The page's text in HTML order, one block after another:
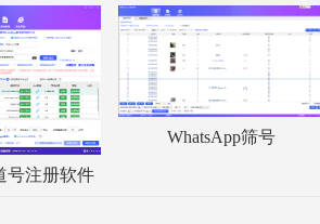
号注册软件
WhatsApp筛号